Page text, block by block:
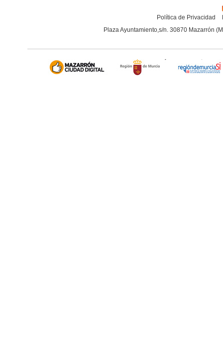
Política de Privacidad
Plaza Ayuntamiento,s/n. 30870 Mazarrón